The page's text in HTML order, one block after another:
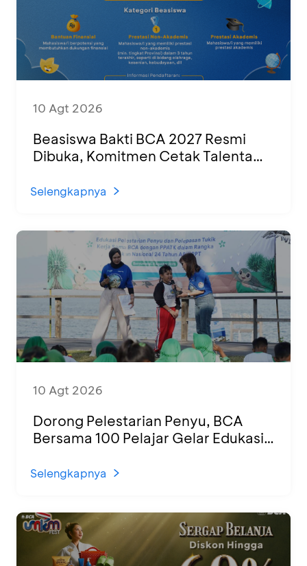
10 Agt 2026
Beasiswa Bakti BCA 2027 Resmi
Dibuka, Komitmen Cetak Talenta
Unggul
Selengkapnya
10 Agt 2026
Dorong Pelestarian Penyu, BCA
Bersama 100 Pelajar Gelar Edukasi
Selengkapnya